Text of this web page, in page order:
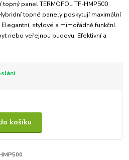
panel TERMOFOL TF-HMP500
topné panely poskytují maximální
stylové a mimořádně funkční.
nebo veřejnou budovu. Efektivní a
košíku